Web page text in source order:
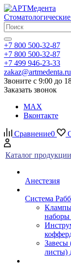
+7 800 500-32-87
+7 800 500-32-87
+7 499 946-23-33
zakaz@artmedenta.ru
Звоните с 9:00 до
Заказать звонок
MAX
Вконтакте
Сравнение0
Каталог продукции
Анестезия
Система
наборы
Завесы
листы)